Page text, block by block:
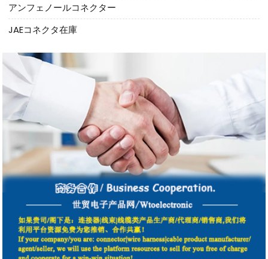
アンフェノールコネクター
JAEコネクタ在庫